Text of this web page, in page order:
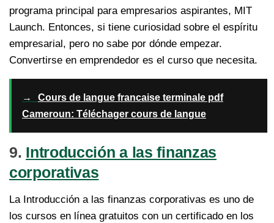
programa principal para empresarios aspirantes, MIT
Launch. Entonces, si tiene curiosidad sobre el espíritu
empresarial, pero no sabe por dónde empezar.
Convertirse en emprendedor es el curso que necesita.
→
Cours de langue francaise terminale pdf
Cameroun: Téléchager cours de langue
9. Introducción a las finanzas
corporativas
La Introducción a las finanzas corporativas es uno de
los cursos en línea gratuitos con un certificado en los